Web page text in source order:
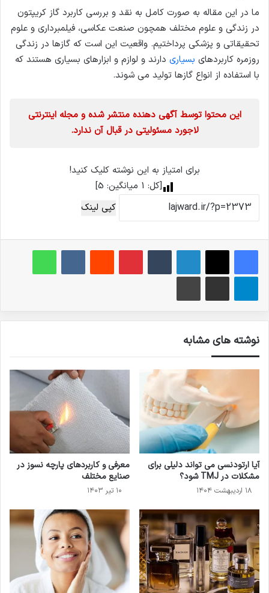
ما در این مقاله به صورت کامل به نقد و بررسی کاربرد گاز کریپتون
در زندگی و علوم مختلف همچون صنعت عکاسی، فیلمبرداری و علوم
تحقیقاتی و پزشکی پرداختیم. واقعیت این است که گازها در زندگی
روزمره کاربردهای بسیاری دارند و لوازم و ابزارهای بسیاری هستند که
با استفاده از انواع گازها تولید می شوند.
این محتوا توسط آگهی دهنده منتشر شده و مجله اینترنتی
لاجورد مسئولیتی در قبال آن ندارد.
برای امتیاز به این نوشته کلیک کنید!
[کل: 1 میانگین: 5
]
کپی لینک
فیس بوک X لینکدین ‫تامبلر ‫پین‌ترست‫رددیت ‫VKontakteواتس آپ
تلگرام اشتراک گذاری از طریق ایمیل چاپ
نوشته های مشابه
آیا ارتودنسی می تواند دلیلی برای
مشکلات در TMJ شود؟
۱۸ اردیبهشت ۱۴۰۴
معرفی و کاربردهای پارچه نسوز در
صنایع مختلف
۱۰ تیر ۱۴۰۳